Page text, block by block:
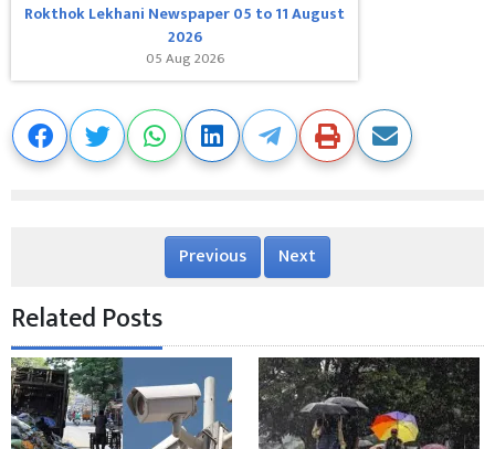
Rokthok Lekhani Newspaper 05 to 11 August
2026
05 Aug 2026
Previous Next
Related Posts